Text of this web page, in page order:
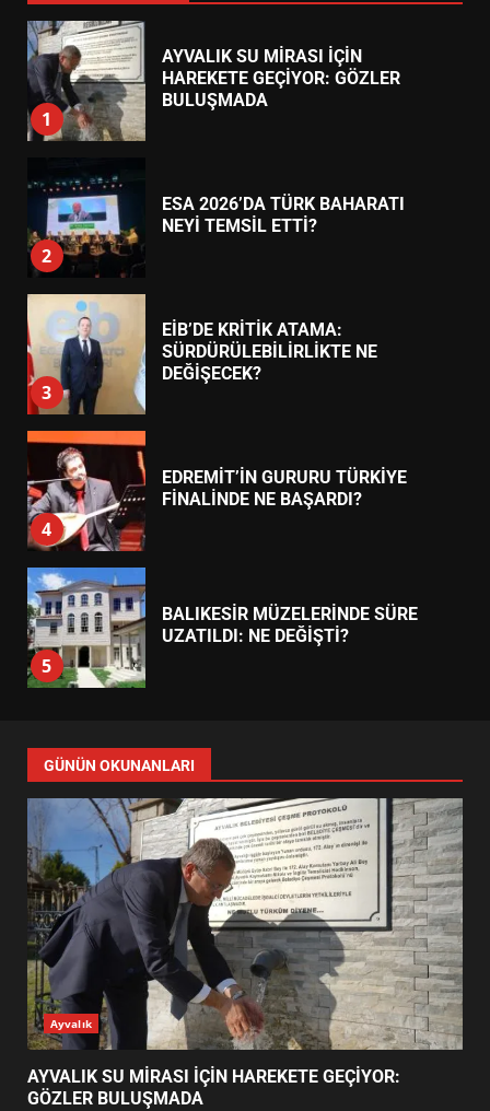
2
ESA 2026’DA TÜRK BAHARATI
NEYİ TEMSİL ETTİ?
3
EİB’DE KRİTİK ATAMA:
SÜRDÜRÜLEBİLİRLİKTE NE
DEĞİŞECEK?
4
EDREMİT’İN GURURU TÜRKİYE
FİNALİNDE NE BAŞARDI?
5
BALIKESİR MÜZELERİNDE SÜRE
UZATILDI: NE DEĞİŞTİ?
6
BURHANİYE SATRANÇ
TURNUVASI KAYITLARI NEYİ
DEĞİŞTİRİYOR?
7
YENİ YÖNETİM NASIL
ŞEKİLLENDİ?
1
AYVALIK SU MİRASI İÇİN
HAREKETE GEÇİYOR: GÖZLER
BULUŞMADA
2
ESA 2026’DA TÜRK BAHARATI
NEYİ TEMSİL ETTİ?
GÜNÜN OKUNANLARI
Ayvalık
AYVALIK SU MİRASI İÇİN HAREKETE GEÇİYOR:
GÖZLER BULUŞMADA